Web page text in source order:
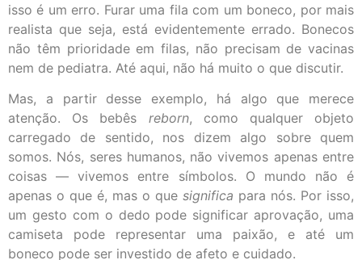
isso é um erro. Furar uma fila com um boneco, por mais
realista que seja, está evidentemente errado. Bonecos
não têm prioridade em filas, não precisam de vacinas
nem de pediatra. Até aqui, não há muito o que discutir.
Mas, a partir desse exemplo, há algo que merece
atenção. Os bebês reborn, como qualquer objeto
carregado de sentido, nos dizem algo sobre quem
somos. Nós, seres humanos, não vivemos apenas entre
coisas — vivemos entre símbolos. O mundo não é
apenas o que é, mas o que significa para nós. Por isso,
um gesto com o dedo pode significar aprovação, uma
camiseta pode representar uma paixão, e até um
boneco pode ser investido de afeto e cuidado.